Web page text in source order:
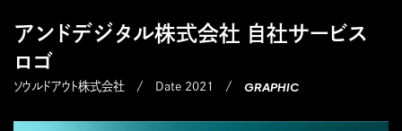
アンドデジタル株式会社 自社サービス
ロゴ
ソウルドアウト株式会社 Date 2021 GRAPHIC